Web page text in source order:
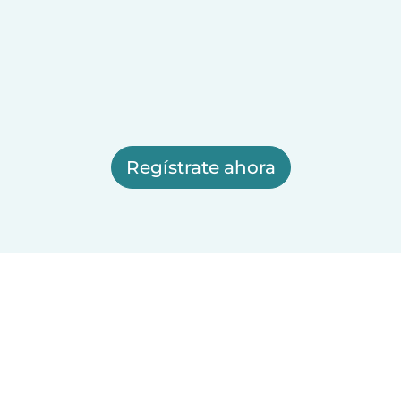
Regístrate ahora